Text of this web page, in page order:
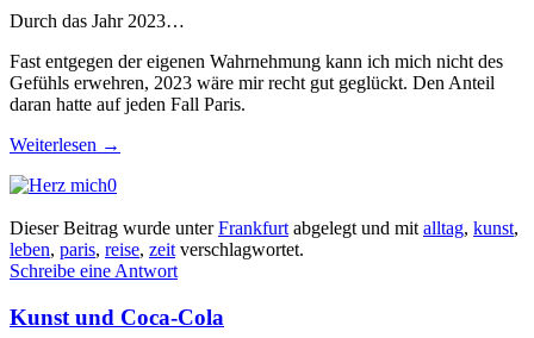
Durch das Jahr 2023…
Fast entgegen der eigenen Wahrnehmung kann ich mich nicht des
Gefühls erwehren, 2023 wäre mir recht gut geglückt. Den Anteil
daran hatte auf jeden Fall Paris.
Weiterlesen →
0
Dieser Beitrag wurde unterFrankfurt abgelegt und mit alltag, kunst,
leben, paris, reise, zeit verschlagwortet.
Schreibe eine Antwort
Kunst und Coca-Cola